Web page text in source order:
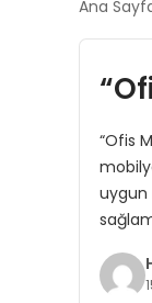
Ana
“Ofis
uygun